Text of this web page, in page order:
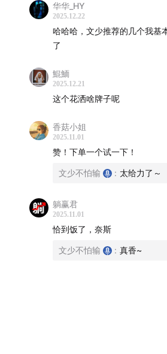
走哪儿按哪儿！刷手机，打游
颈，腰酸了按腰，腿麻了按腿
有需要的小伙伴们可以点击我
券哦~
3、在淘宝搜索：“妙界〞 找到
【我们是谁】
「满仓以后」是一档泛财经类
华华_HY
2025.12.22
哈哈哈，文少推荐的几个我基
了
鯤鮞
2025.12.21
这个花洒啥牌子呢
香菇小姐
2025.11.01
赞！下单一个试一下！
文少不怕输 : 太给力了～
躺赢君
2025.11.01
恰到饭了，奈斯
文少不怕输 : 真香~